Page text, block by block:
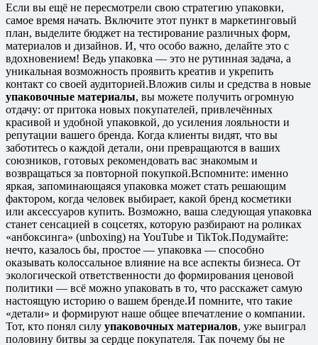
Если вы ещё не пересмотрели свою стратегию упаковки,
самое время начать. Включите этот пункт в маркетинговый
план, выделите бюджет на тестирование различных форм,
материалов и дизайнов. И, что особо важно, делайте это с
вдохновением! Ведь упаковка — это не рутинная задача, а
уникальная возможность проявить креатив и укрепить
контакт со своей аудиторией.Вложив силы и средства в новые
упаковочные материалы, вы можете получить огромную
отдачу: от притока новых покупателей, привлечённых
красивой и удобной упаковкой, до усиления лояльности и
репутации вашего бренда. Когда клиенты видят, что вы
заботитесь о каждой детали, они превращаются в ваших
союзников, готовых рекомендовать вас знакомым и
возвращаться за повторной покупкой.Вспомните: именно
яркая, запоминающаяся упаковка может стать решающим
фактором, когда человек выбирает, какой бренд косметики
или аксессуаров купить. Возможно, ваша следующая упаковка
станет сенсацией в соцсетях, которую разбирают на роликах
«анбоксинга» (unboxing) на YouTube и TikTok.Подумайте:
нечто, казалось бы, простое — упаковка — способно
оказывать колоссальное влияние на все аспекты бизнеса. От
экологической ответственности до формирования ценовой
политики — всё можно упаковать в то, что расскажет самую
настоящую историю о вашем бренде.И помните, что такие
«детали» и формируют наше общее впечатление о компании.
Тот, кто понял силу упаковочных материалов, уже выиграл
половину битвы за сердце покупателя. Так почему бы не